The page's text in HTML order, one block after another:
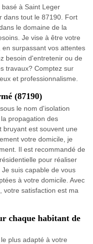
à Saint Leger
dans tout le 87190. Fort
le domaine de la
Je vise à être votre
surpassant vos attentes
besoin d'entretenir ou de
travaux? Comptez sur
et professionnalisme.
(87190)
le nom d'isolation
propagation des
bruyant est souvent une
votre domicile, je
Il est recommandé de
pour réaliser
suis capable de vous
à votre domicile. Avec
votre satisfaction est ma
chaque habitant de
plus adapté à votre